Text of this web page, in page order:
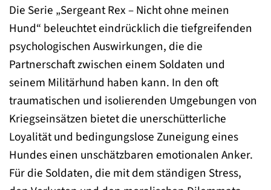
Die Serie „Sergeant Rex – Nicht ohne meinen
Hund“ beleuchtet eindrücklich die tiefgreifenden
psychologischen Auswirkungen, die die
Partnerschaft zwischen einem Soldaten und
seinem Militärhund haben kann. In den oft
traumatischen und isolierenden Umgebungen von
Kriegseinsätzen bietet die unerschütterliche
Loyalität und bedingungslose Zuneigung eines
Hundes einen unschätzbaren emotionalen Anker.
Für die Soldaten, die mit dem ständigen Stress,